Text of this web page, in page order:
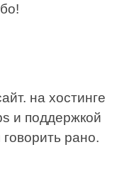
на хостинге
и поддержкой
рано.